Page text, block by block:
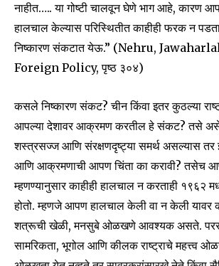
नाहीत….. या गोष्टी चालवून घेणे भाग आहे, कारण
हालचाल केल्यास परिस्थितीत काहीही फरक न
निष्कारण संकटात येऊ.” (Nehru,
Foreign Policy, पृष्ठ ३०४)
कसले निष्कारण संकट? चीन किंवा इतर कुठल्या
आपल्या देशावर आक्रमण करतील हे संकट? तसे
शस्त्रसज्ज आणि संरक्षणदृष्ट्या समर्थ असल्यास तर
आणि आक्रमणाची आपण चिंता का करावी? तसेच
म्हणण्यानुसार काहीही हालचाल न करताही १९६२
होतो. म्हणजे आपण हालचाल केली वा न केली यावर
शत्रूची खेळी, मनसुबे ओळखणे आवश्यक असते.
सामरिकता, भूगोल आणि कीलक राष्ट्राचे महत्त्व